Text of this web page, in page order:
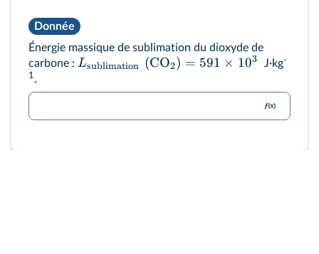
Donnée
Énergie massique de sublimation du dioxyde de
carbone : Lsublimation (CO2) = 591 × 103 J·kg-
1.